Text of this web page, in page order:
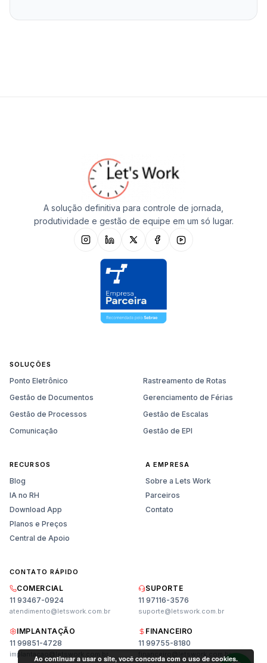
A solução definitiva para controle de jornada,
produtividade e gestão de equipe em um só lugar.
SOLUÇÕES
Ponto Eletrônico
Rastreamento de Rotas
Gestão de Documentos
Gerenciamento de Férias
Gestão de Processos
Gestão de Escalas
Comunicação
Gestão de EPI
RECURSOS
Blog
IA no RH
Download App
Planos e Preços
Central de Apoio
A EMPRESA
Sobre a Lets Work
Parceiros
Contato
CONTATO RÁPIDO
COMERCIAL
11 93467-0924
atendimento@letswork.com.br
SUPORTE
11 97116-3576
suporte@letswork.com.br
IMPLANTAÇÃO
11 99851-4728
implantacao@letswork.com.br
FINANCEIRO
11 99755-8180
financeiro@letswork.com.br
Vendas
Planos, preços e demonstração
Ajuda técnica e dúvidas
Ao continuar a usar o site, você concorda com o uso de cookies.